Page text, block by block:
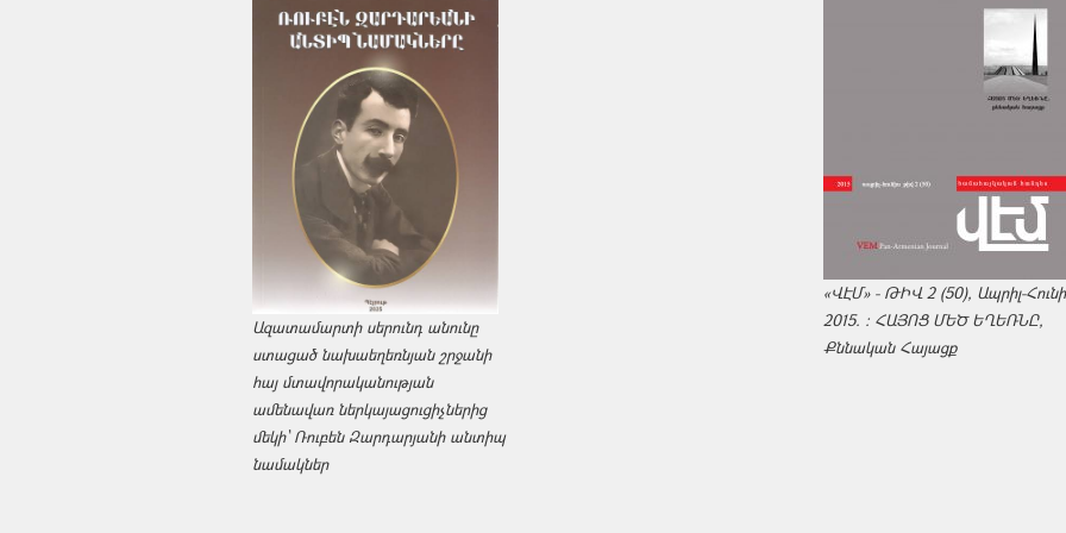
Ազատամարտի սերունդ անունը
ստացած նախաեղեռնյան շրջանի
հայ մտավորականության
ամենավառ ներկայացուցիչներից
մեկի՝ Ռուբեն Զարդարյանի անտիպ
նամակներ
«ՎԷՄ» - ԹԻՎ 2 (50), Ապրիլ-
2015. : ՀԱՅՈՑ ՄԵԾ ԵՂԵՌՆԸ,
Քննական Հայացք